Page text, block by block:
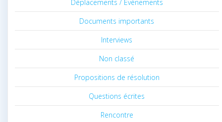
Déplacements / Évènements
Documents importants
Interviews
Non classé
Propositions de résolution
Questions écrites
Rencontre